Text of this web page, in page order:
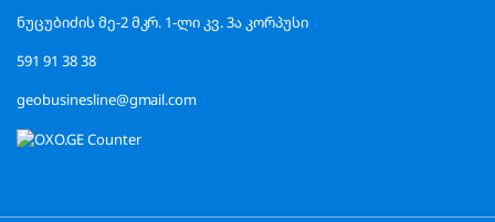
ნუცუბიძის მე-2 მკრ. 1-ლი კვ. 3ა კორპუსი
591 91 38 38
geobusinesline@gmail.com